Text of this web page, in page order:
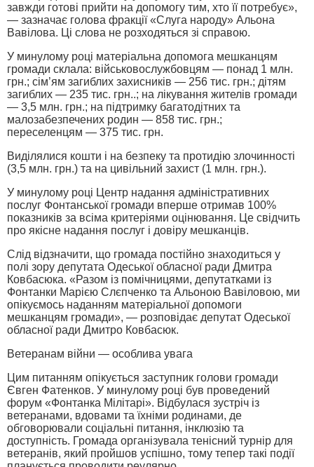
завжди готові прийти на допомогу тим, хто її потребує»,
— зазначає голова фракції «Слуга народу» Альона
Вавілова. Ці слова не розходяться зі справою.
У минулому році матеріальна допомога мешканцям
громади склала: військовослужбовцям — понад 1 млн.
грн.; сім’ям загиблих захисників — 256 тис. грн.; дітям
загиблих — 235 тис. грн..; на лікування жителів громади
— 3,5 млн. грн.; на підтримку багатодітних та
малозабезпечених родин — 858 тис. грн.;
переселенцям — 375 тис. грн.
Виділялися кошти і на безпеку та протидію злочинності
(3,5 млн. грн.) та на цивільний захист (1 млн. грн.).
У минулому році Центр надання адміністративних
послуг Фонтанської громади вперше отримав 100%
показників за всіма критеріями оцінювання. Це свідчить
про якісне надання послуг і довіру мешканців.
Слід відзначити, що громада постійно знаходиться у
полі зору депутата Одеської обласної ради Дмитра
Ковбасюка. «Разом із помічницями, депутатками із
Фонтанки Марією Слєпченко та Альоною Вавіловою, ми
опікуємось наданням матеріальної допомоги
мешканцям громади», — розповідає депутат Одеської
обласної ради Дмитро Ковбасюк.
Ветеранам війни — особлива увага
Цим питанням опікується заступник голови громади
Євген Фатенков. У минулому році був проведений
форум «Фонтанка Мілітарі». Відбулася зустріч із
ветеранами, вдовами та їхніми родинами, де
обговорювали соціальні питання, інклюзію та
доступність. Громада організувала тенісний турнір для
ветеранів, який пройшов успішно, тому тепер такі події